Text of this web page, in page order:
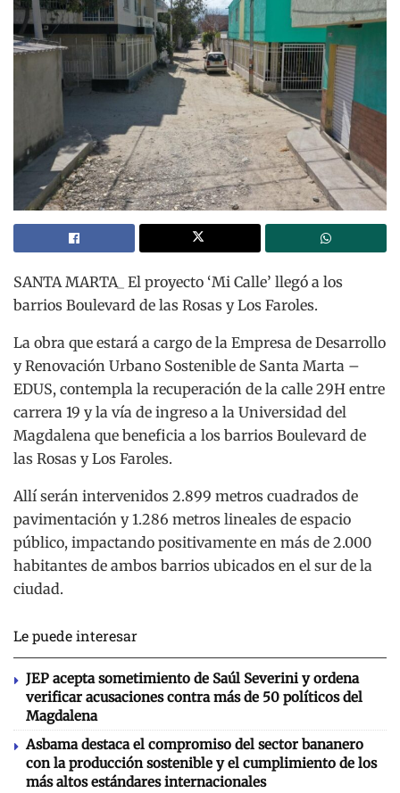
SANTA MARTA_ El proyecto ‘Mi Calle’ llegó a los
barrios Boulevard de las Rosas y Los Faroles.
La obra que estará a cargo de la Empresa de Desarrollo
y Renovación Urbano Sostenible de Santa Marta –
EDUS, contempla la recuperación de la calle 29H entre
carrera 19 y la vía de ingreso a la Universidad del
Magdalena que beneficia a los barrios Boulevard de
las Rosas y Los Faroles.
Allí serán intervenidos 2.899 metros cuadrados de
pavimentación y 1.286 metros lineales de espacio
público, impactando positivamente en más de 2.000
habitantes de ambos barrios ubicados en el sur de la
ciudad.
Le puede interesar
JEP acepta sometimiento de Saúl Severini y ordena
verificar acusaciones contra más de 50 políticos del
Magdalena
Asbama destaca el compromiso del sector bananero
con la producción sostenible y el cumplimiento de los
más altos estándares internacionales